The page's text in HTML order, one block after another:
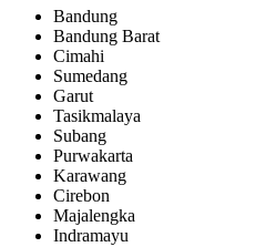
Bandung
Bandung Barat
Cimahi
Sumedang
Garut
Tasikmalaya
Subang
Purwakarta
Karawang
Cirebon
Majalengka
Indramayu